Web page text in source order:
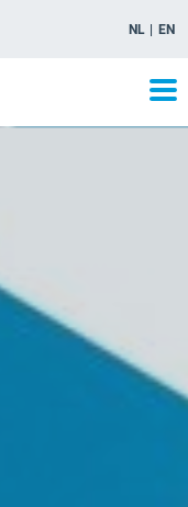
NL EN